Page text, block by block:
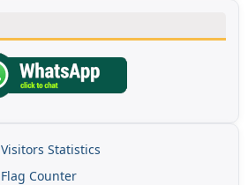
Visitors Statistics
Flag Counter